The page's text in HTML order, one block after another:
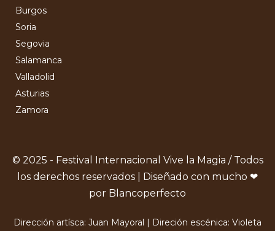
Burgos
Soria
Segovia
Salamanca
Valladolid
Asturias
Zamora
© 2025 - Festival Internacional Vive la Magia / Todos
los derechos reservados | Diseñado con mucho ❤
por Blancoperfecto
Dirección artísca: Juan Mayoral | Direción escénica: Violeta